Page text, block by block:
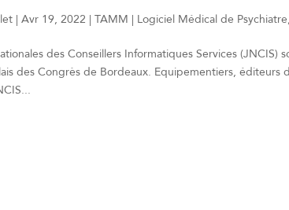
|Avr 19, 2022 |TAMM | Logiciel Médical de
des Conseillers Informatiques Services
des Congrès de Bordeaux. Equipementiers,